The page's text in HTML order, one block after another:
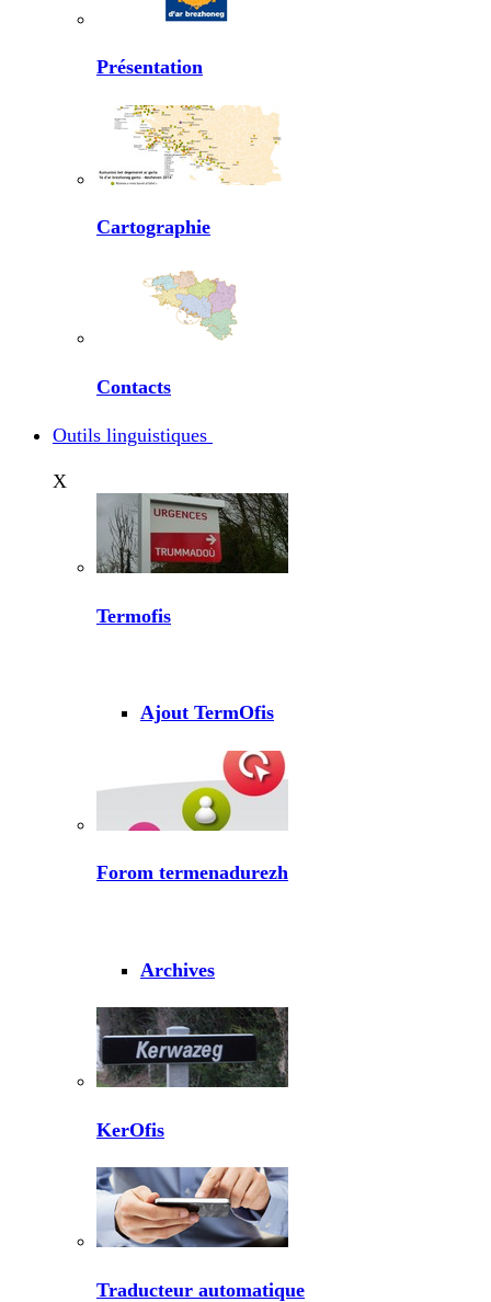
Présentation
Cartographie
Contacts
Outils linguistiques
X
Termofis
Ajout TermOfis
Forom termenadurezh
Archives
KerOfis
Traducteur automatique